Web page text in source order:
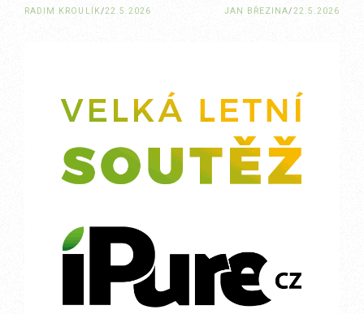
JAN BŘEZINA/22.5.2026
RADIM KROULÍK/22.5.2026